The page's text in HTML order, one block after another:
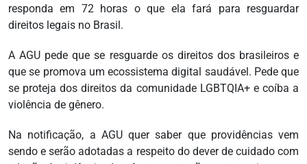
responda em 72 horas o que ela fará para resguardar
direitos legais no Brasil.
A AGU pede que se resguarde os direitos dos brasileiros e
que se promova um ecossistema digital saudável. Pede que
se proteja dos direitos da comunidade LGBTQIA+ e coíba a
violência de gênero.
Na notificação, a AGU quer saber que providências vem
sendo e serão adotadas a respeito do dever de cuidado com